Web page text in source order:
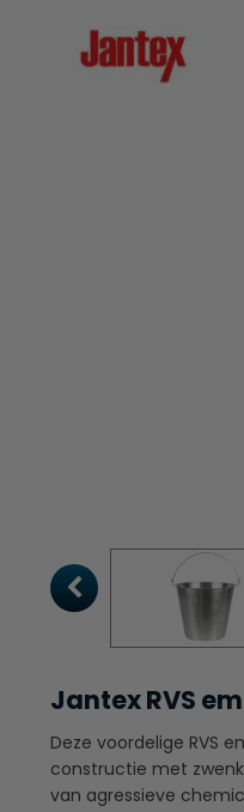
Jantex RVS
Deze voordelige RVS
constructie met
van agressieve